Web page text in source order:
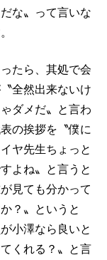
な〟って言いな
たら、其処で会
全然出来ないけ
ダメだ〟と言わ
の挨拶を〝僕に
ヤ先生ちょっと
よね〟と言うと
見ても分かって
？〟というと
小澤なら良いと
くれる？〟と言